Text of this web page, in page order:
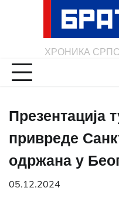
ХРОНИКА
Презентација
привреде
одржана у
05.12.2024